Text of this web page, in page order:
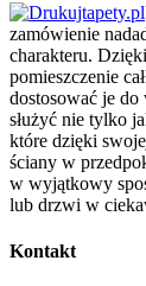
zamówienie
charakteru.
pomieszczenie
dostosować je do
służyć nie tylko
które dzięki
ściany w
w wyjątkowy
lub drzwi w
Kontakt